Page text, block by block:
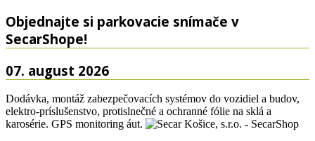
Objednajte si parkovacie snímače v
SecarShope!
07. august 2026
Dodávka, montáž zabezpečovacích systémov do vozidiel a budov,
elektro-príslušenstvo, protislnečné a ochranné fólie na sklá a
karosérie. GPS monitoring áut.